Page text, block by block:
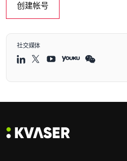
创建帐号
社交媒体